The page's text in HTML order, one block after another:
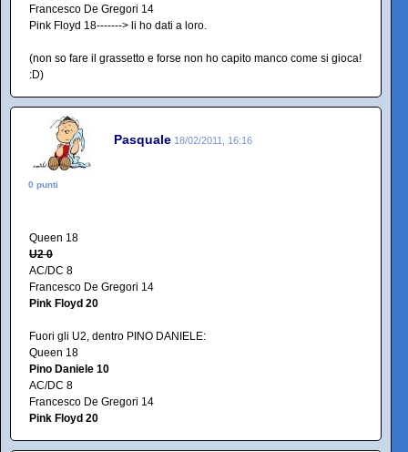
Francesco De Gregori 14
Pink Floyd 18-------> li ho dati a loro.
(non so fare il grassetto e forse non ho capito manco come si gioca!
:D)
Pasquale 18/02/2011, 16:16
0 punti
Queen 18
U2 0
AC/DC 8
Francesco De Gregori 14
Pink Floyd 20
Fuori gli U2, dentro PINO DANIELE:
Queen 18
Pino Daniele 10
AC/DC 8
Francesco De Gregori 14
Pink Floyd 20